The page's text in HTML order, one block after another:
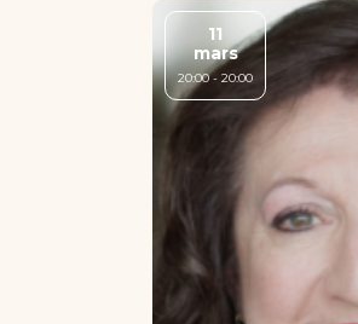
11
mars
20:00 - 20:00